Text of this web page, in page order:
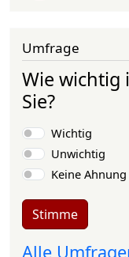
Umfrage
Wie wichtig
Sie?
Wichtig
Unwichtig
Keine Ahnung
Stimme
Alle